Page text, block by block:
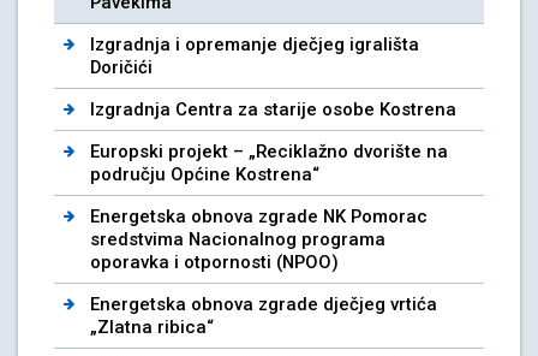
Izgradnja i opremanje dječjeg igrališta
Doričići
Izgradnja Centra za starije osobe Kostrena
Europski projekt – „Reciklažno dvorište na
području Općine Kostrena“
Energetska obnova zgrade NK Pomorac
sredstvima Nacionalnog programa
oporavka i otpornosti (NPOO)
Energetska obnova zgrade dječjeg vrtića
„Zlatna ribica“